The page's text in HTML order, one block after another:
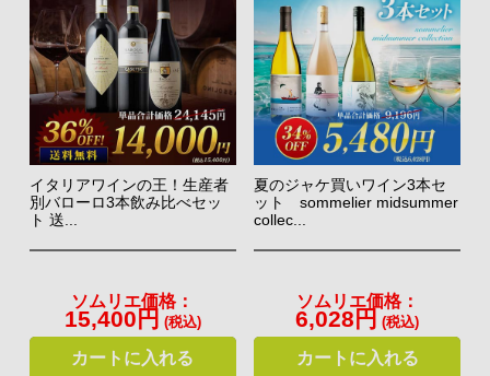
イタリアワインの王！生産者
別バローロ3本飲み比べセッ
ト 送...
ソムリエ価格：
15,400円 (税込)
カートに入れる
夏のジャケ買いワイン3本セ
ット sommelier midsummer
collec...
ソムリエ価格：
6,028円 (税込)
カートに入れる